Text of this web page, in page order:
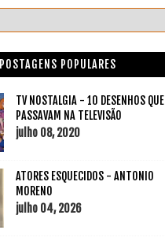
POSTAGENS POPULARES
TV NOSTALGIA - 10 DESENHOS QUE
PASSAVAM NA TELEVISÃO
julho 08, 2020
ATORES ESQUECIDOS - ANTONIO
MORENO
julho 04, 2026